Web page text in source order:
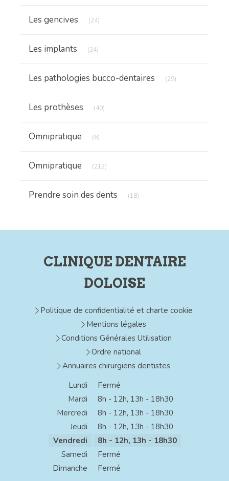
Les gencives (24)
Les implants (24)
Les pathologies bucco-dentaires (29)
Les prothèses (40)
Omnipratique (6)
Omnipratique (213)
Prendre soin des dents (18)
CLINIQUE DENTAIRE
DOLOISE
Politique de confidentialité et charte cookie
Mentions légales
Conditions Générales Utilisation
Ordre national
Annuaires chirurgiens dentistes
Lundi
Fermé
Mardi
8h - 12h, 13h - 18h30
Mercredi
8h - 12h, 13h - 18h30
Jeudi
8h - 12h, 13h - 18h30
Vendredi
8h - 12h, 13h - 18h30
Samedi
Fermé
Dimanche
Fermé